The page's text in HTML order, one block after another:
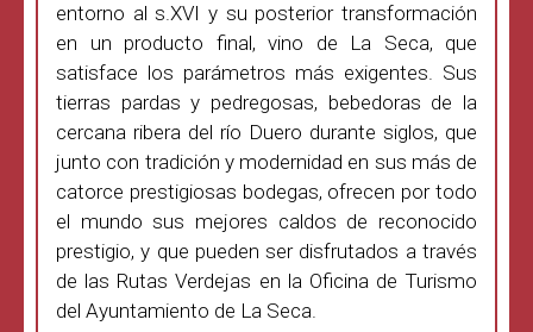
entorno al s.XVI y su posterior transformación
en un producto final, vino de La Seca, que
satisface los parámetros más exigentes. Sus
tierras pardas y pedregosas, bebedoras de la
cercana ribera del río Duero durante siglos, que
junto con tradición y modernidad en sus más de
catorce prestigiosas bodegas, ofrecen por todo
el mundo sus mejores caldos de reconocido
prestigio, y que pueden ser disfrutados a través
de las Rutas Verdejas en la Oficina de Turismo
del Ayuntamiento de La Seca.